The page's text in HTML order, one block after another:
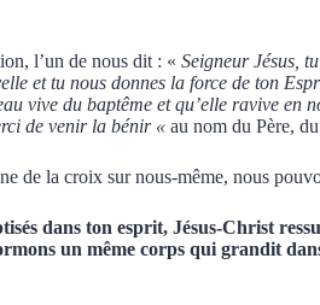
l’un de nous dit : « Seigneur Jésus,
et tu nous donnes la force de ton
vive du baptême et qu’elle ravive en
de venir la bénir « au nom du Père,
de la croix sur nous-même, nous
dans ton esprit, Jésus-Christ
un même corps qui grandit